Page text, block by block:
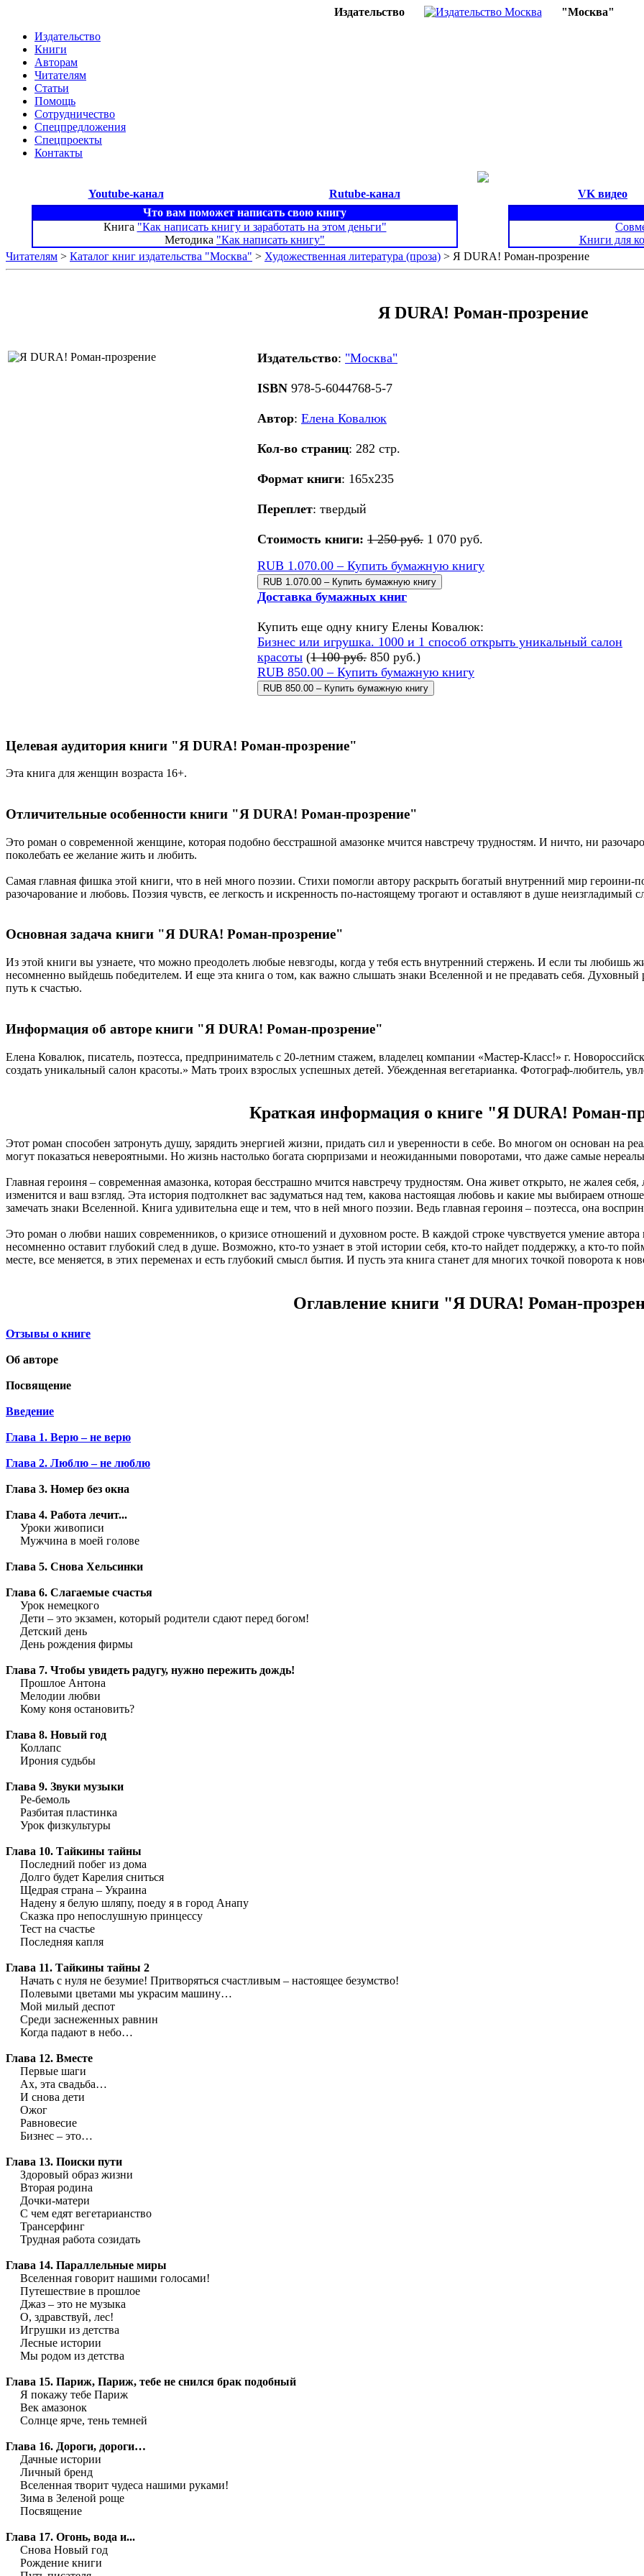
Издательство
"Москва"
Издательство
Книги
Авторам
Читателям
Статьи
Помощь
Сотрудничество
Спецпредложения
Спецпроекты
Контакты
Youtube-канал Rutube-канал
VK видео
Что вам поможет написать свою книгу
Книга "Как написать книгу и заработать на этом деньги"
Методика "Как написать книгу"
Книги для
Читателям > Каталог книг издательства "Москва" > Художественная литература (проза) > Я DURA! Роман-прозрение
Я DURA! Роман-прозрение
Издательство: "Москва"
ISBN 978-5-6044768-5-7
Автор: Елена Ковалюк
Кол-во страниц: 282 стр.
Формат книги: 165х235
Переплет: твердый
Стоимость книги: 1 250 руб. 1 070 руб.
RUB 1.070.00 – Купить бумажную книгу
Доставка бумажных книг
Купить еще одну книгу Елены Ковалюк:
Бизнес или игрушка. 1000 и 1 способ открыть уникальный салон
красоты (1 100 руб. 850 руб.)
RUB 850.00 – Купить бумажную книгу
Целевая аудитория книги "Я DURA! Роман-прозрение"
Эта книга для женщин возраста 16+.
Отличительные особенности книги "Я DURA! Роман-прозрение"
Это роман о современной женщине, которая подобно бесстрашной амазонке мчится навстречу трудностям. И ничто, ни
поколебать ее желание жить и любить.
Самая главная фишка этой книги, что в ней много поэзии. Стихи помогли автору раскрыть богатый внутренний мир героини-
разочарование и любовь. Поэзия чувств, ее легкость и искренность по-настоящему трогают и оставляют в душе неизгладимый
Основная задача книги "Я DURA! Роман-прозрение"
Из этой книги вы узнаете, что можно преодолеть любые невзгоды, когда у тебя есть внутренний стержень. И если ты
несомненно выйдешь победителем. И еще эта книга о том, как важно слышать знаки Вселенной и не предавать себя. Духовный
путь к счастью.
Информация об авторе книги "Я DURA! Роман-прозрение"
Елена Ковалюк, писатель, поэтесса, предприниматель с 20-летним стажем, владелец компании «Мастер-Класс!» г.
создать уникальный салон красоты.» Мать троих взрослых успешных детей. Убежденная вегетарианка. Фотограф-любитель,
Краткая информация о книге "Я DURA! Роман-
Этот роман способен затронуть душу, зарядить энергией жизни, придать сил и уверенности в себе. Во многом он основан на
могут показаться невероятными. Но жизнь настолько богата сюрпризами и неожиданными поворотами, что даже самые
Главная героиня – современная амазонка, которая бесстрашно мчится навстречу трудностям. Она живет открыто, не жалея
изменится и ваш взгляд. Эта история подтолкнет вас задуматься над тем, какова настоящая любовь и какие мы выбираем
замечать знаки Вселенной. Книга удивительна еще и тем, что в ней много поэзии. Ведь главная героиня – поэтесса, она
Это роман о любви наших современников, о кризисе отношений и духовном росте. В каждой строке чувствуется умение
несомненно оставит глубокий след в душе. Возможно, кто-то узнает в этой истории себя, кто-то найдет поддержку, а кто-то
месте, все меняется, в этих переменах и есть глубокий смысл бытия. И пусть эта книга станет для многих точкой поворота к
Оглавление книги "Я DURA! Роман-
Отзывы о книге
Об авторе
Посвящение
Введение
Глава 1. Верю – не верю
Глава 2. Люблю – не люблю
Глава 3. Номер без окна
Глава 4. Работа лечит...
Уроки живописи
Мужчина в моей голове
Глава 5. Снова Хельсинки
Глава 6. Слагаемые счастья
Урок немецкого
Дети – это экзамен, который родители сдают перед богом!
Детский день
День рождения фирмы
Глава 7. Чтобы увидеть радугу, нужно пережить дождь!
Прошлое Антона
Мелодии любви
Кому коня остановить?
Глава 8. Новый год
Коллапс
Ирония судьбы
Глава 9. Звуки музыки
Ре-бемоль
Разбитая пластинка
Урок физкультуры
Глава 10. Тайкины тайны
Последний побег из дома
Долго будет Карелия сниться
Щедрая страна – Украина
Надену я белую шляпу, поеду я в город Анапу
Сказка про непослушную принцессу
Тест на счастье
Последняя капля
Глава 11. Тайкины тайны 2
Начать с нуля не безумие! Притворяться счастливым – настоящее безумство!
Полевыми цветами мы украсим машину…
Мой милый деспот
Среди заснеженных равнин
Когда падают в небо…
Глава 12. Вместе
Первые шаги
Ах, эта свадьба…
И снова дети
Ожог
Равновесие
Бизнес – это…
Глава 13. Поиски пути
Здоровый образ жизни
Вторая родина
Дочки-матери
С чем едят вегетарианство
Трансерфинг
Трудная работа созидать
Глава 14. Параллельные миры
Вселенная говорит нашими голосами!
Путешествие в прошлое
Джаз – это не музыка
О, здравствуй, лес!
Игрушки из детства
Лесные истории
Мы родом из детства
Глава 15. Париж, Париж, тебе не снился брак подобный
Я покажу тебе Париж
Век амазонок
Солнце ярче, тень темней
Глава 16. Дороги, дороги…
Дачные истории
Личный бренд
Вселенная творит чудеса нашими руками!
Зима в Зеленой роще
Посвящение
Глава 17. Огонь, вода и...
Снова Новый год
Рождение книги